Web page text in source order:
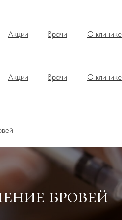
Акции Врачи О клинике
Акции Врачи О клинике
бровей